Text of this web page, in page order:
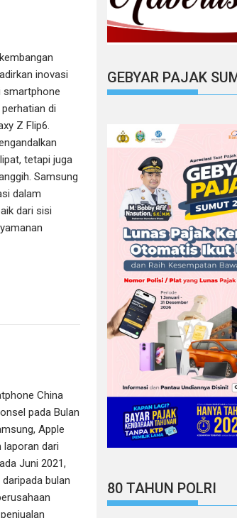
inovasi
smartphone
di
Z Flip6.
tetapi juga
Samsung
dalam
dari sisi
China
pada Bulan
Apple
laporan dari
Juni 2021,
bulan
GEBYAR PAJAK
80 TAHUN POLRI